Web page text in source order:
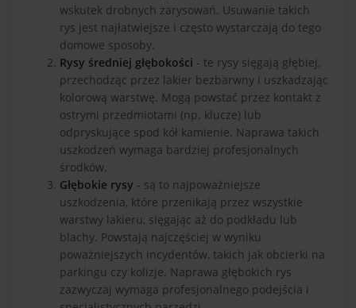
wskutek drobnych zarysowań. Usuwanie takich
rys jest najłatwiejsze i często wystarczają do tego
domowe sposoby.
Rysy średniej głębokości - te rysy sięgają głębiej,
przechodząc przez lakier bezbarwny i uszkadzając
kolorową warstwę. Mogą powstać przez kontakt z
ostrymi przedmiotami (np. klucze) lub
odpryskujące spod kół kamienie. Naprawa takich
uszkodzeń wymaga bardziej profesjonalnych
środków.
Głębokie rysy - są to najpoważniejsze
uszkodzenia, które przenikają przez wszystkie
warstwy lakieru, sięgając aż do podkładu lub
blachy. Powstają najczęściej w wyniku
poważniejszych incydentów, takich jak obcierki na
parkingu czy kolizje. Naprawa głębokich rys
zazwyczaj wymaga profesjonalnego podejścia i